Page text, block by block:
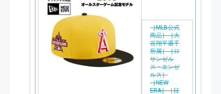
［MLB公式
商品］［大
谷翔平選手
所属］［ロ
サンゼル
ス・エンゼ
ルス］
［NEW
ERA］［日